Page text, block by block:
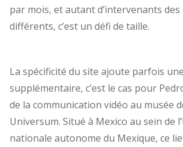
par mois, et autant d’intervenants des
différents, c’est un défi de taille.
La spécificité du site ajoute parfois
supplémentaire, c’est le cas pour
de la communication vidéo au musée
Universum. Situé à Mexico au sein de
nationale autonome du Mexique, ce